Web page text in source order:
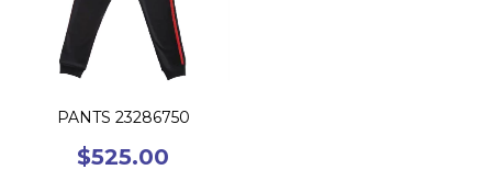
PANTS 23286750
$525.00